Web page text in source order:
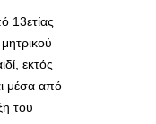
13ετίας
εκτός
μέσα από
του